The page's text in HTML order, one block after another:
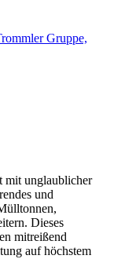
Gruppe,
mit unglaublicher
und
Dieses
mitreißend
auf höchstem